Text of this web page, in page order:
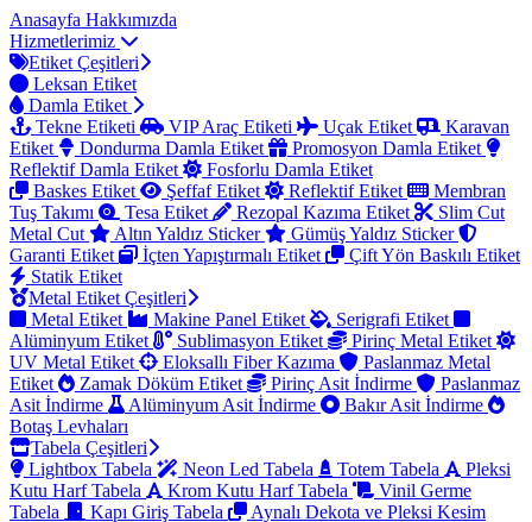
Anasayfa Hakkımızda
Hizmetlerimiz
Etiket Çeşitleri
Leksan Etiket
Damla Etiket
Tekne Etiketi
VIP Araç Etiketi Uçak Etiket
Karavan
Etiket
Dondurma Damla Etiket
Promosyon Damla Etiket
Reflektif Damla Etiket
Fosforlu Damla Etiket
Baskes Etiket
Şeffaf Etiket Reflektif Etiket
Membran
Tuş Takımı
Tesa Etiket Rezopal Kazıma Etiket
Slim Cut
Metal Cut
Altın Yaldız Sticker
Gümüş Yaldız Sticker
Garanti Etiket
İçten Yapıştırmalı Etiket
Çift Yön Baskılı Etiket
Statik Etiket
Metal Etiket Çeşitleri
Metal Etiket
Makine Panel Etiket
Serigrafi Etiket
Alüminyum Etiket
Sublimasyon Etiket
Pirinç Metal Etiket
UV Metal Etiket
Eloksallı Fiber Kazıma
Paslanmaz Metal
Etiket
Zamak Döküm Etiket Pirinç Asit İndirme
Paslanmaz
Asit İndirme
Alüminyum Asit İndirme
Bakır Asit İndirme
Botaş Levhaları
Tabela Çeşitleri
Lightbox Tabela
Neon Led Tabela Totem Tabela
Pleksi
Kutu Harf Tabela
Krom Kutu Harf Tabela
Vinil Germe
Tabela
Kapı Giriş Tabela
Aynalı Dekota ve Pleksi Kesim